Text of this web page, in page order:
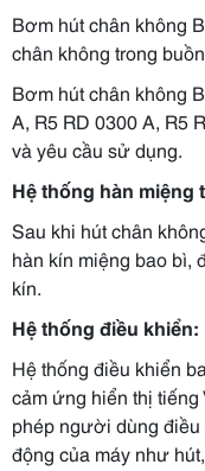
Bơm hút chân không
chân không trong
Bơm hút chân không
A, R5 RD 0300 A, R5
và yêu cầu sử dụng.
Hệ thống hàn miệng
Sau khi hút chân
hàn kín miệng bao bì,
kín.
Hệ thống điều khiển:
Hệ thống điều khiển
cảm ứng hiển thị
phép người dùng điều
động của máy như